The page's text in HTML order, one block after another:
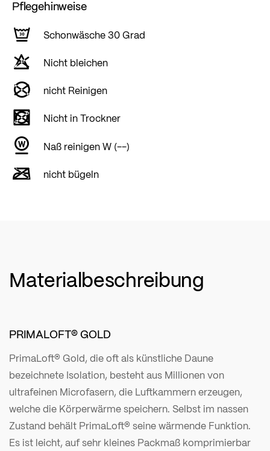
Pflegehinweise
Schonwäsche 30 Grad
Nicht bleichen
nicht Reinigen
Nicht in Trockner
Naß reinigen W (--)
nicht bügeln
Materialbeschreibung
PRIMALOFT® GOLD
PrimaLoft® Gold, die oft als künstliche Daune
bezeichnete Isolation, besteht aus Millionen von
ultrafeinen Microfasern, die Luftkammern erzeugen,
welche die Körperwärme speichern. Selbst im nassen
Zustand behält PrimaLoft® seine wärmende Funktion.
Es ist leicht, auf sehr kleines Packmaß komprimierbar